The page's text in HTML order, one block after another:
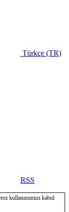
Türkçe (TR)
RSS
kullanımımızı kabul